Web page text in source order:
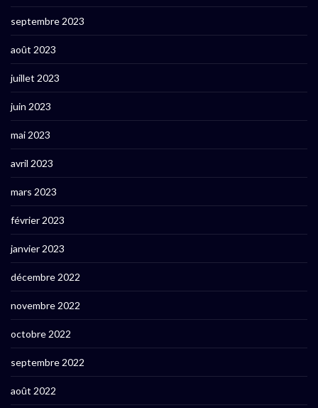
septembre 2023
août 2023
juillet 2023
juin 2023
mai 2023
avril 2023
mars 2023
février 2023
janvier 2023
décembre 2022
novembre 2022
octobre 2022
septembre 2022
août 2022